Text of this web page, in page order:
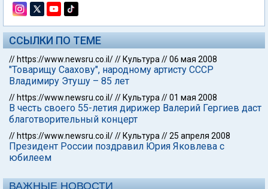
ССЫЛКИ ПО ТЕМЕ
// https://www.newsru.co.il/// Культура //06 мая 2008
"Товарищу Саахову", народному артисту СССР
Владимиру Этушу – 85 лет
// https://www.newsru.co.il/// Культура //01 мая 2008
В честь своего 55-летия дирижер Валерий Гергиев даст
благотворительный концерт
// https://www.newsru.co.il/// Культура //25 апреля 2008
Президент России поздравил Юрия Яковлева с
юбилеем
ВАЖНЫЕ НОВОСТИ